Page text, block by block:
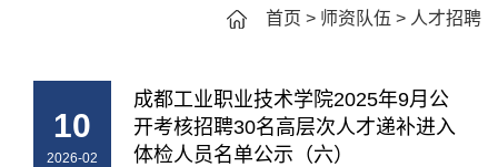
首页 > 师资队伍 > 人才招聘
10
2026-02
成都工业职业技术学院2025年9月公
开考核招聘30名高层次人才递补进入
体检人员名单公示（六）